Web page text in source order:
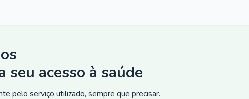
acesso à saúde
pelo serviço utilizado, sempre que precisar.